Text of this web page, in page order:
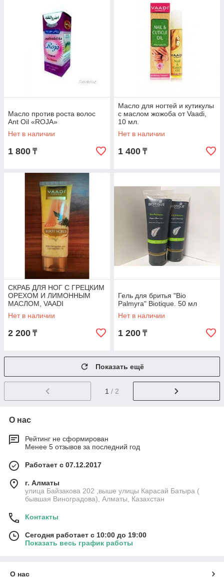
Масло против роста волос
Ant Oil «ROJA»
Нет в наличии
1 800 ₸
Масло для ногтей и кутикулы
с маслом жожоба от Vaadi,
10 мл.
Нет в наличии
1 400 ₸
СКРАБ ДЛЯ НОГ С ГРЕЦКИМ
ОРЕХОМ И ЛИМОННЫМ
МАСЛОМ, VAADI
Нет в наличии
2 200 ₸
Гель для бритья "Bio
Palmyra" Biotique. 50 мл
Нет в наличии
1 200 ₸
Показать ещё
1 / 2
О нас
Рейтинг не сформирован
Менее 5 отзывов за последний год
Работает с 07.12.2017
г. Алматы
улица Байзакова 202 ,выше улицы Карасай Батыра (
бывшая Виноградова), Алматы, Казахстан
Контакты
Сегодня работает с 10:00 до 19:00
Показать весь график работы
О нас